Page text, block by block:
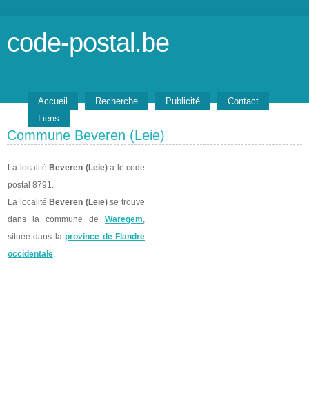
code-postal.be
Accueil Recherche Publicité
Contact
Liens
Commune Beveren (Leie)
La localité Beveren (Leie)a le code
postal 8791.
La localité Beveren (Leie)se trouve
dans la commune de Waregem,
située dans laprovince de Flandre
occidentale.